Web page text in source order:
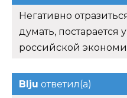
Негативно
думать, постарается
российской
Blju ответил(а)